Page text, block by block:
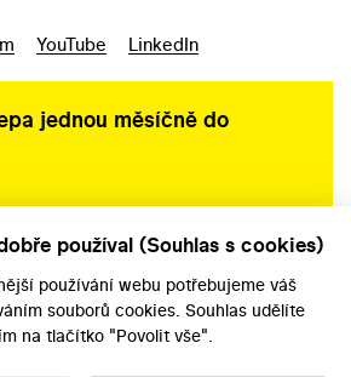
YouTube LinkedIn
jednou měsíčně do
používal (Souhlas s cookies)
používání webu potřebujeme váš
souborů cookies. Souhlas udělíte
na tlačítko "Povolit vše".